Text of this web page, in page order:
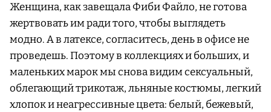
Женщина, как завещала Фиби Файло, не готова
жертвовать им ради того, чтобы выглядеть
модно. А в латексе, согласитесь, день в офисе не
проведешь. Поэтому в коллекциях и больших, и
маленьких марок мы снова видим сексуальный,
облегающий трикотаж, льняные костюмы, легкий
хлопок и неагрессивные цвета: белый, бежевый,